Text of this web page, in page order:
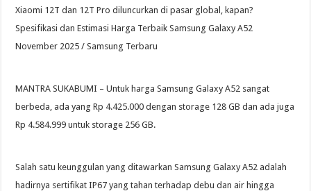
Xiaomi 12T dan 12T Pro diluncurkan di pasar global, kapan?
Spesifikasi dan Estimasi Harga Terbaik Samsung Galaxy A52
November 2025 / Samsung Terbaru
MANTRA SUKABUMI – Untuk harga Samsung Galaxy A52 sangat
berbeda, ada yang Rp 4.425.000 dengan storage 128 GB dan ada juga
Rp 4.584.999 untuk storage 256 GB.
Salah satu keunggulan yang ditawarkan Samsung Galaxy A52 adalah
hadirnya sertifikat IP67 yang tahan terhadap debu dan air hingga